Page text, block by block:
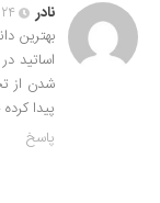
نادر
۲۴ مرداد, ۱۳۹۹ در ۵:۰۸ ب٫ظ
بهترین
اساتید
شدن از
پیدا
پاسخ